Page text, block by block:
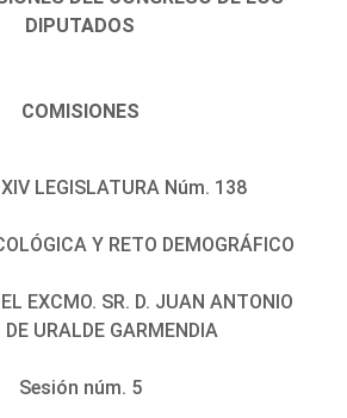
DIPUTADOS
COMISIONES
LEGISLATURA Núm. 138
Y RETO DEMOGRÁFICO
EXCMO. SR. D. JUAN ANTONIO
DE URALDE GARMENDIA
Sesión núm. 5